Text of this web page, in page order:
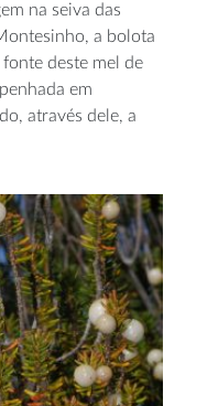
na seiva das
a bolota
deste mel de
em
através dele, a